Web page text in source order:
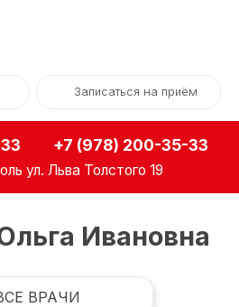
Записаться на приём
+7 (978) 200-35-33
ул. Льва Толстого 19
Ивановна
ВРАЧИ